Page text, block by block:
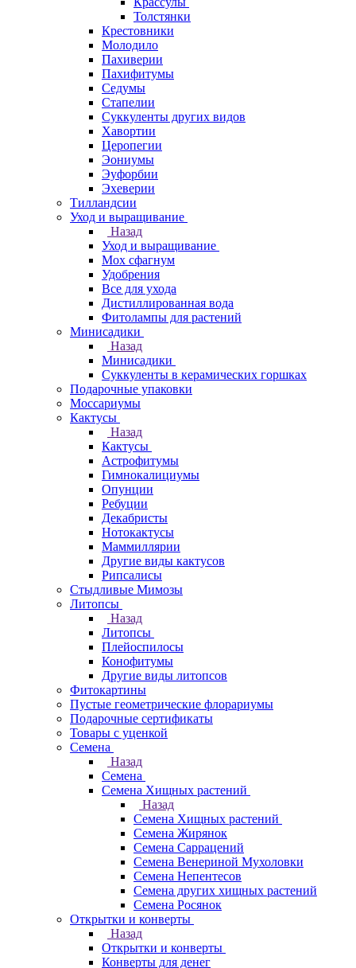
Толстянки
Крестовники
Молодило
Пахиверии
Пахифитумы
Седумы
Стапелии
Суккуленты других видов
Хавортии
Церопегии
Эониумы
Эуфорбии
Эхеверии
Тилландсии
Уход и выращивание
Назад
Уход и выращивание
Мох сфагнум
Удобрения
Все для ухода
Дистиллированная вода
Фитолампы для растений
Минисадики
Назад
Минисадики
Суккуленты в керамических горшках
Подарочные упаковки
Моссариумы
Кактусы
Назад
Кактусы
Астрофитумы
Гимнокалициумы
Опунции
Ребуции
Декабристы
Нотокактусы
Маммиллярии
Другие виды кактусов
Рипсалисы
Стыдливые Мимозы
Литопсы
Назад
Литопсы
Плейоспилосы
Конофитумы
Другие виды литопсов
Фитокартины
Пустые геометрические флорариумы
Подарочные сертификаты
Товары с уценкой
Семена
Назад
Семена
Семена Хищных растений
Назад
Семена Хищных растений
Семена Жирянок
Семена Саррацений
Семена Венериной Мухоловки
Семена Непентесов
Семена других хищных растений
Семена Росянок
Открытки и конверты
Назад
Открытки и конверты
Конверты для денег